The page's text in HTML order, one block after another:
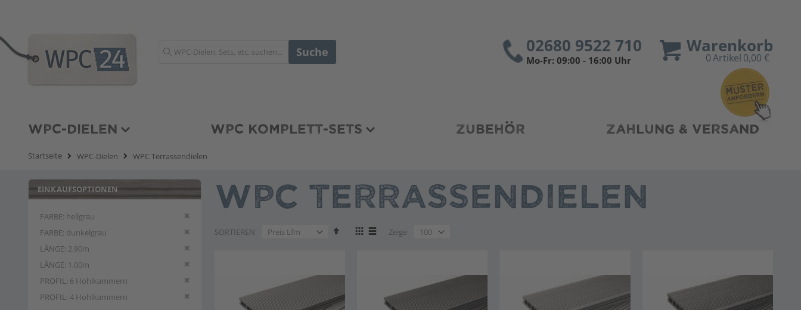
Warenkorb
0Artikel 0,00 €
Suche 02680 9522 710
Mo-Fr: 09:00 - 16:00 Uhr
WPC-DIELEN WPC KOMPLETT-SETS ZUBEHÖR ZAHLUNG & VERSAND
Startseite WPC-Dielen WPC Terrassendielen
WPC TERRASSENDIELEN
SORTIEREN
AbsteigendAnzeigen
Zeige
EINKAUFSOPTIONEN
FARBE hellgrau
Diesen Artikel entfernen
FARBE dunkelgrau
Diesen Artikel entfernen
LÄNGE 2,90m
Diesen Artikel entfernen
LÄNGE 1,00m
Diesen Artikel entfernen
PROFIL 6 Hohlkammern
Diesen Artikel entfernen
PROFIL 4 Hohlkammern Diesen Artikel entfernen